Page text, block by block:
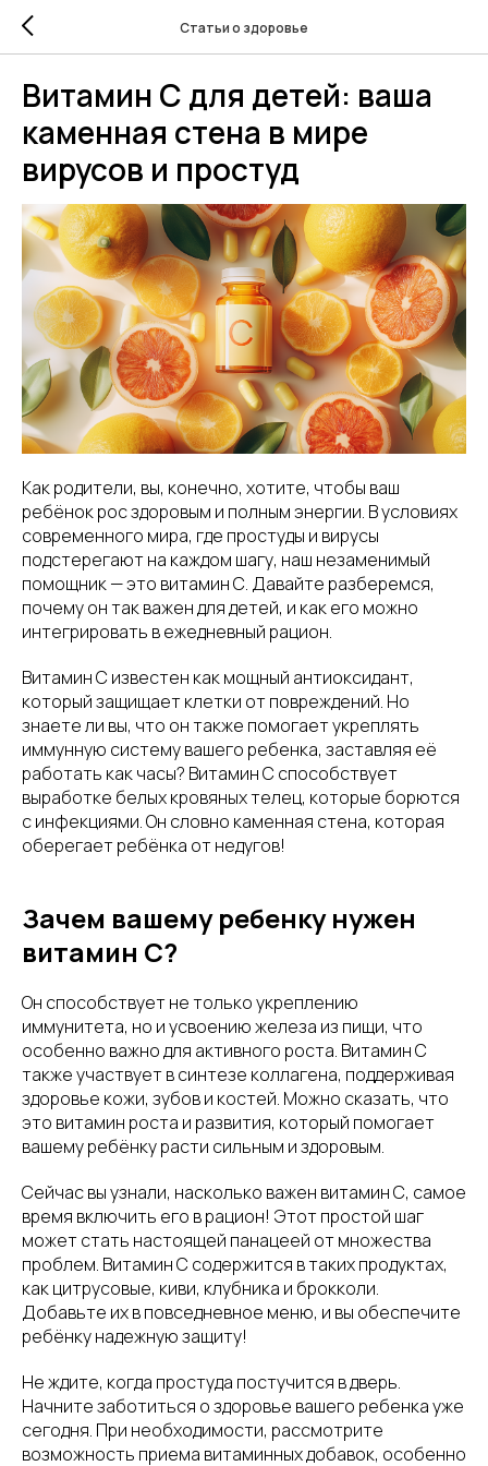
Статьи о здоровье
Витамин С для детей: ваша
каменная стена в мире
вирусов и простуд
Как родители, вы, конечно, хотите, чтобы ваш
ребёнок рос здоровым и полным энергии. В условиях
современного мира, где простуды и вирусы
подстерегают на каждом шагу, наш незаменимый
помощник — это витамин С. Давайте разберемся,
почему он так важен для детей, и как его можно
интегрировать в ежедневный рацион.
Витамин С известен как мощный антиоксидант,
который защищает клетки от повреждений. Но
знаете ли вы, что он также помогает укреплять
иммунную систему вашего ребенка, заставляя её
работать как часы? Витамин С способствует
выработке белых кровяных телец, которые борются
с инфекциями. Он словно каменная стена, которая
оберегает ребёнка от недугов!
Зачем вашему ребенку нужен
витамин С?
Он способствует не только укреплению
иммунитета, но и усвоению железа из пищи, что
особенно важно для активного роста. Витамин С
также участвует в синтезе коллагена, поддерживая
здоровье кожи, зубов и костей. Можно сказать, что
это витамин роста и развития, который помогает
вашему ребёнку расти сильным и здоровым.
Сейчас вы узнали, насколько важен витамин С, самое
время включить его в рацион! Этот простой шаг
может стать настоящей панацеей от множества
проблем. Витамин С содержится в таких продуктах,
как цитрусовые, киви, клубника и брокколи.
Добавьте их в повседневное меню, и вы обеспечите
ребёнку надежную защиту!
Не ждите, когда простуда постучится в дверь.
Начните заботиться о здоровье вашего ребенка уже
сегодня. При необходимости, рассмотрите
возможность приема витаминных добавок, особенно